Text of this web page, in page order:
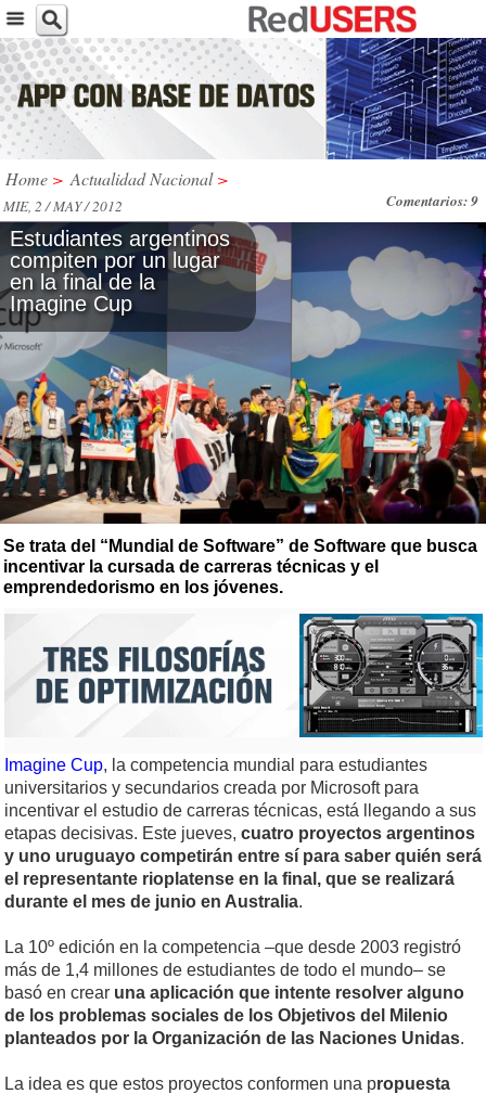
Home > Actualidad Nacional >
Comentarios: 9
MIE, 2 / MAY / 2012
Estudiantes argentinos
compiten por un lugar
en la final de la
Imagine Cup
Se trata del “Mundial de Software” de Software que busca
incentivar la cursada de carreras técnicas y el
emprendedorismo en los jóvenes.
Imagine Cup, la competencia mundial para estudiantes
universitarios y secundarios creada por Microsoft para
incentivar el estudio de carreras técnicas, está llegando a sus
etapas decisivas. Este jueves, cuatro proyectos argentinos
y uno uruguayo competirán entre sí para saber quién será
el representante rioplatense en la final, que se realizará
durante el mes de junio en Australia.
La 10º edición en la competencia –que desde 2003 registró
más de 1,4 millones de estudiantes de todo el mundo– se
basó en crear una aplicación que intente resolver alguno
de los problemas sociales de los Objetivos del Milenio
planteados por la Organización de las Naciones Unidas.
La idea es que estos proyectos conformen una propuesta